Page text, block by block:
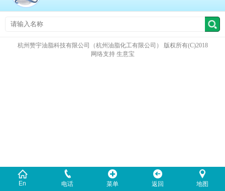
杭州赞宇油脂科技有限公司（杭州油脂化工有限公司）
版权所有(C)2018
网络支持生意宝
En 电话 菜单 返回 地图